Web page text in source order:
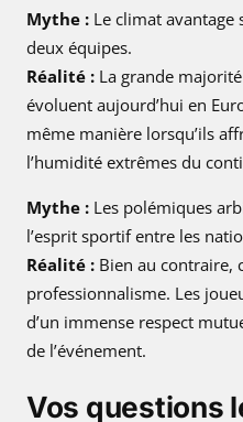
Mythe : Le climat avantage
deux équipes.
Réalité : La grande
évoluent aujourd’hui en
même manière lorsqu’ils
l’humidité extrêmes du
Mythe : Les polémiques
l’esprit sportif entre les
Réalité : Bien au contraire,
professionnalisme. Les
d’un immense respect
de l’événement.
Vos questions